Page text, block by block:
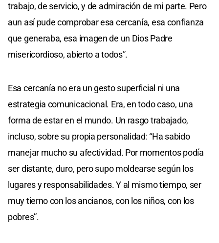
trabajo, de servicio, y de admiración de mi parte. Pero
aun así pude comprobar esa cercanía, esa confianza
que generaba, esa imagen de un Dios Padre
misericordioso, abierto a todos”.
Esa cercanía no era un gesto superficial ni una
estrategia comunicacional. Era, en todo caso, una
forma de estar en el mundo. Un rasgo trabajado,
incluso, sobre su propia personalidad: “Ha sabido
manejar mucho su afectividad. Por momentos podía
ser distante, duro, pero supo moldearse según los
lugares y responsabilidades. Y al mismo tiempo, ser
muy tierno con los ancianos, con los niños, con los
pobres”.